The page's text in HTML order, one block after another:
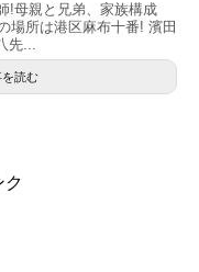
!母親と兄弟、家族構成
場所は港区麻布十番! 濱田
先...
読む
ク